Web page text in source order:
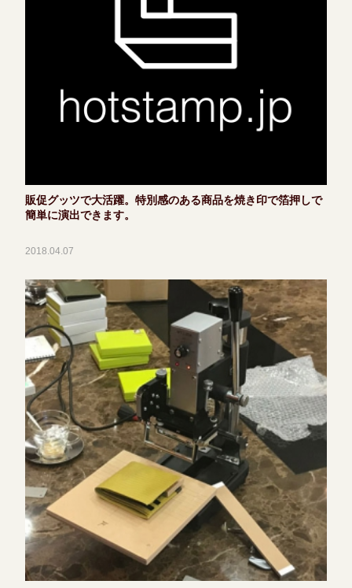
販促グッツで大活躍。特別感のある商品を焼き印で箔押しで
簡単に演出できます。
2018.04.07